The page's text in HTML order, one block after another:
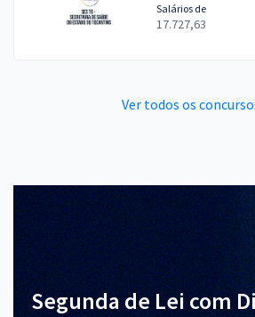
Salários de
17.727,63
Ver todos os
Segunda de Lei com